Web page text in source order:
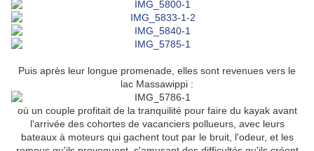
Puis après leur longue promenade, elles sont revenues vers le
lac Massawippi :
où un couple profitait de la tranquilité pour faire du kayak avant
l'arrivée des cohortes de vacanciers pollueurs, avec leurs
bateaux à moteurs qui gachent tout par le bruit, l'odeur, et les